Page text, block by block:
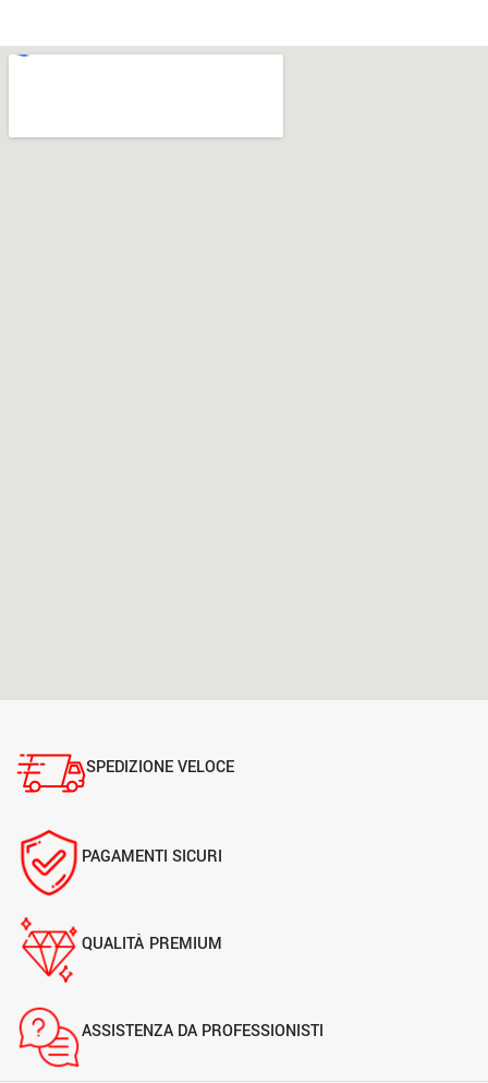
SPEDIZIONE VELOCE
PAGAMENTI SICURI
QUALITÀ PREMIUM
ASSISTENZA DA PROFESSIONISTI